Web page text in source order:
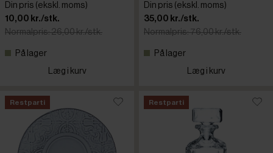
Din pris (ekskl. moms)
10,00 kr./stk.
Normalpris: 26,00 kr./stk.
På lager
Læg i kurv
Din pris (ekskl. moms)
35,00 kr./stk.
Normalpris: 76,00 kr./stk.
På lager
Læg i kurv
Restparti Restparti